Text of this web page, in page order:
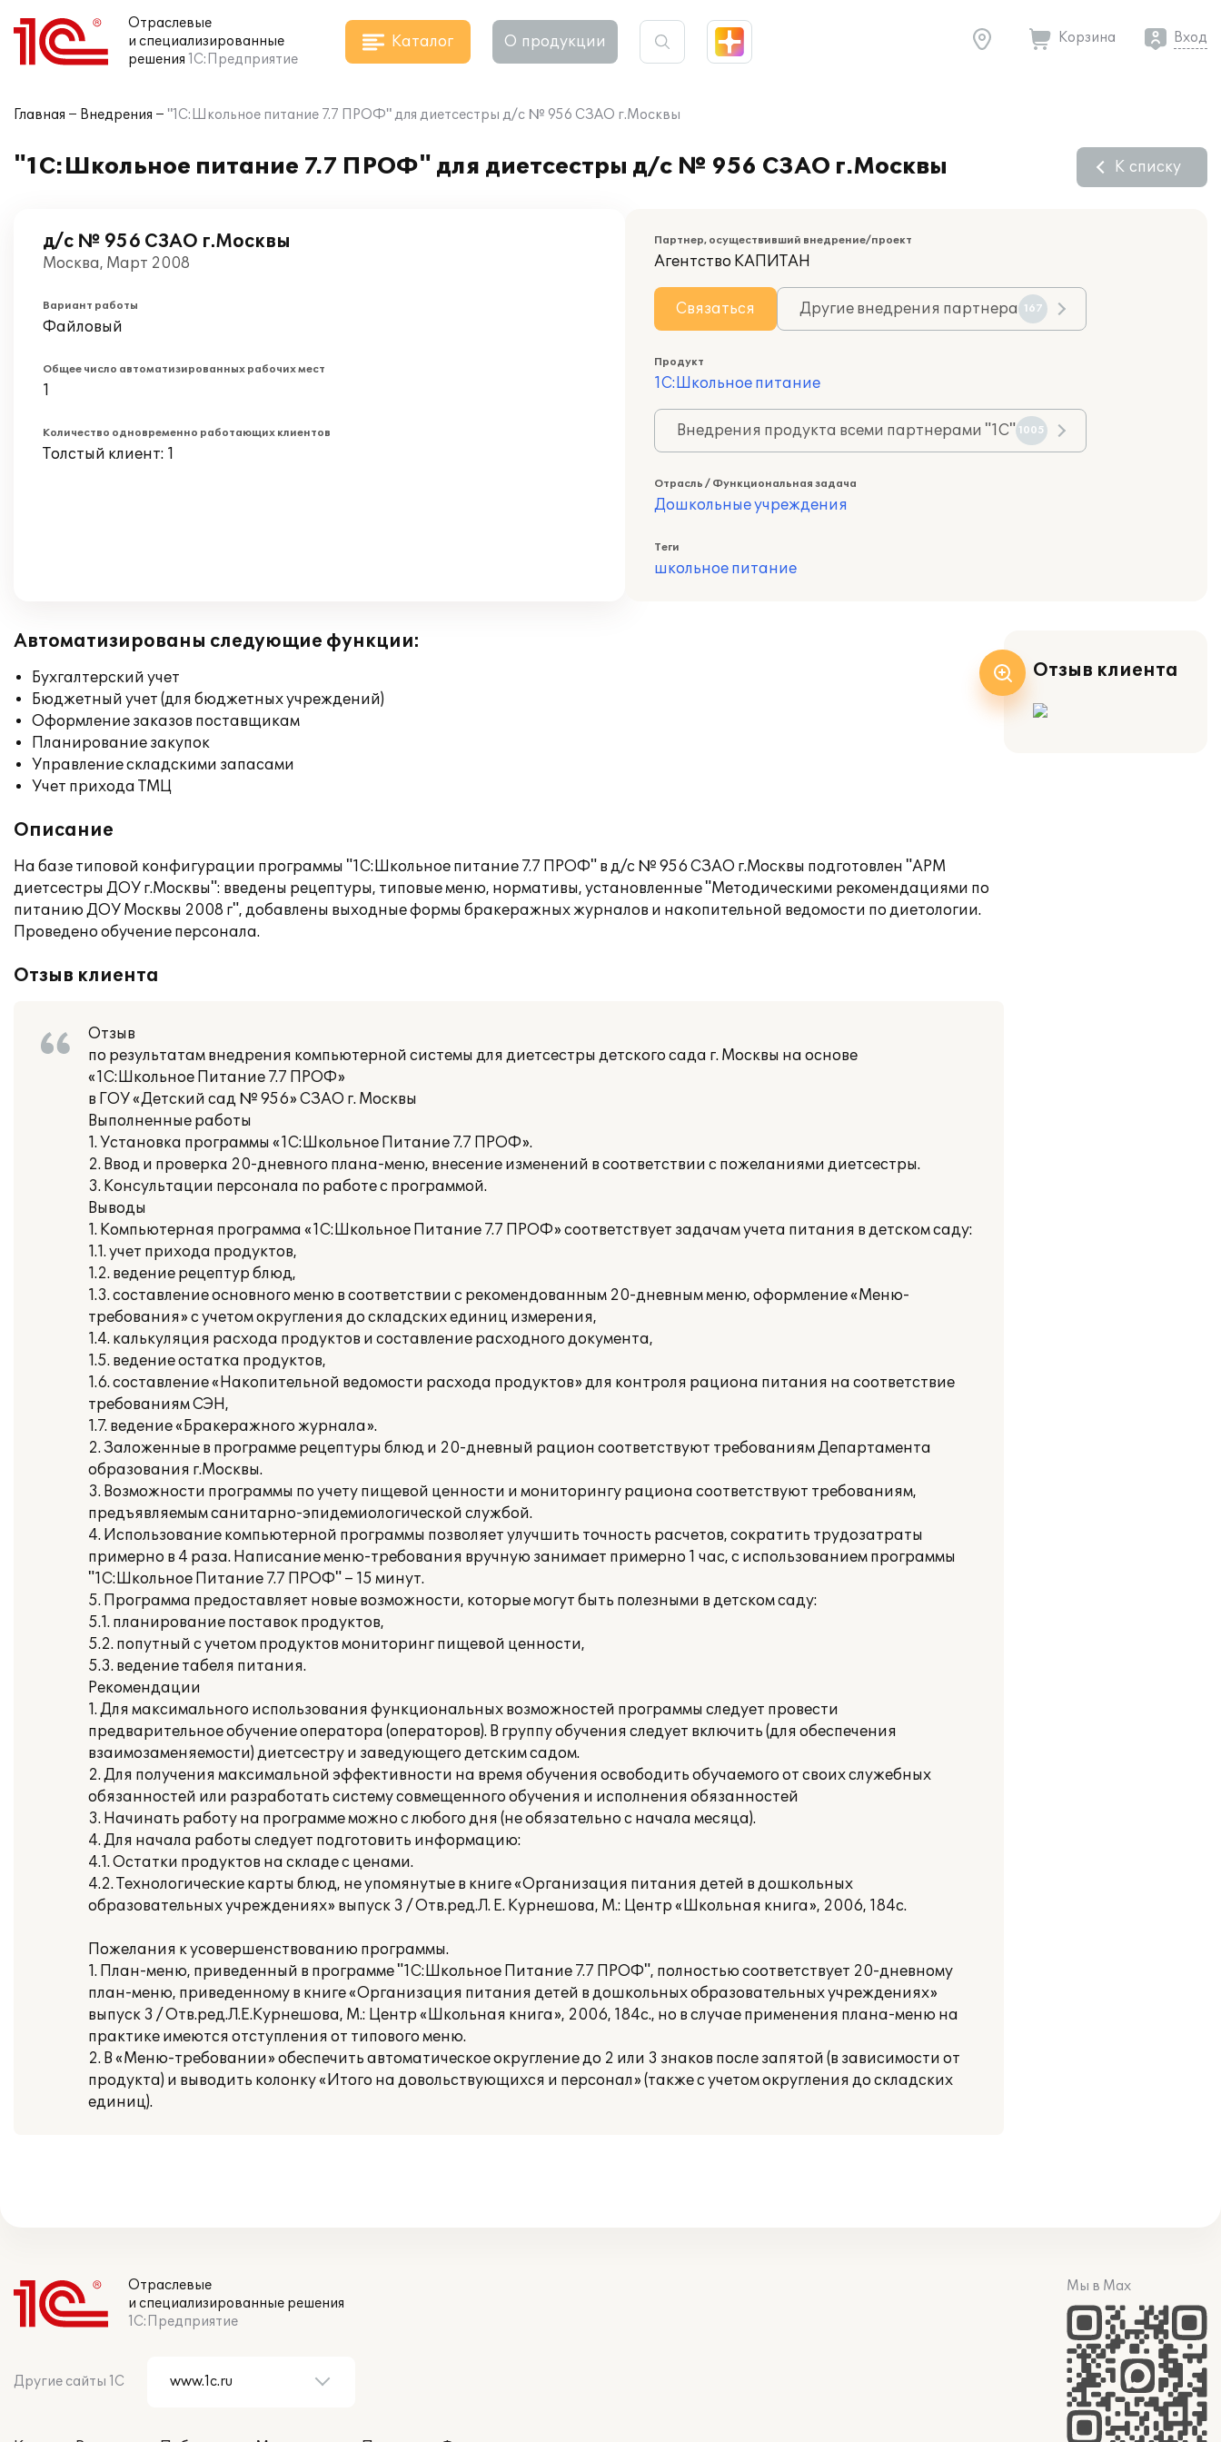
Отраслевые
и специализированные
решения 1С:Предприятие
Каталог О продукции Корзина Вход
Главная Внедрения "1С:Школьное питание 7.7 ПРОФ" для диетсестры д/с № 956 СЗАО г.Москвы
"1С:Школьное питание 7.7 ПРОФ" для диетсестры д/с № 956 СЗАО г.Москвы К списку
д/с № 956 СЗАО г.Москвы
Москва, Март 2008
Вариант работы
Файловый
Общее число автоматизированных рабочих мест
1
Количество одновременно работающих клиентов
Толстый клиент: 1
Партнер, осуществивший внедрение/проект
Агентство КАПИТАН
Связаться Другие внедрения партнера 167
Продукт
1С:Школьное питание
Внедрения продукта всеми партнерами "1С" 1005
Отрасль / Функциональная задача
Дошкольные учреждения
Теги
школьное питание
Автоматизированы следующие функции:
Бухгалтерский учет
Бюджетный учет (для бюджетных учреждений)
Оформление заказов поставщикам
Планирование закупок
Управление складскими запасами
Учет прихода ТМЦ
Описание
На базе типовой конфигурации программы "1С:Школьное питание 7.7 ПРОФ" в д/с № 956 СЗАО г.Москвы подготовлен "АРМ
диетсестры ДОУ г.Москвы": введены рецептуры, типовые меню, нормативы, установленные "Методическими рекомендациями по
питанию ДОУ Москвы 2008 г", добавлены выходные формы бракеражных журналов и накопительной ведомости по диетологии.
Проведено обучение персонала.
Отзыв клиента
Отзыв
по результатам внедрения компьютерной системы для диетсестры детского сада г. Москвы на основе
«1С:Школьное Питание 7.7 ПРОФ»
в ГОУ «Детский сад № 956» СЗАО г. Москвы
Выполненные работы
1. Установка программы «1С:Школьное Питание 7.7 ПРОФ».
2. Ввод и проверка 20-дневного плана-меню, внесение изменений в соответствии с пожеланиями диетсестры.
3. Консультации персонала по работе с программой.
Выводы
1. Компьютерная программа «1С:Школьное Питание 7.7 ПРОФ» соответствует задачам учета питания в детском саду:
1.1. учет прихода продуктов,
1.2. ведение рецептур блюд,
1.3. составление основного меню в соответствии с рекомендованным 20-дневным меню, оформление «Меню-
требования» с учетом округления до складских единиц измерения,
1.4. калькуляция расхода продуктов и составление расходного документа,
1.5. ведение остатка продуктов,
1.6. составление «Накопительной ведомости расхода продуктов» для контроля рациона питания на соответствие
требованиям СЭН,
1.7. ведение «Бракеражного журнала».
2. Заложенные в программе рецептуры блюд и 20-дневный рацион соответствуют требованиям Департамента
образования г.Москвы.
3. Возможности программы по учету пищевой ценности и мониторингу рациона соответствуют требованиям,
предъявляемым санитарно-эпидемиологической службой.
4. Использование компьютерной программы позволяет улучшить точность расчетов, сократить трудозатраты
примерно в 4 раза. Написание меню-требования вручную занимает примерно 1 час, с использованием программы
"1С:Школьное Питание 7.7 ПРОФ" – 15 минут.
5. Программа предоставляет новые возможности, которые могут быть полезными в детском саду:
5.1. планирование поставок продуктов,
5.2. попутный с учетом продуктов мониторинг пищевой ценности,
5.3. ведение табеля питания.
Рекомендации
1. Для максимального использования функциональных возможностей программы следует провести
предварительное обучение оператора (операторов). В группу обучения следует включить (для обеспечения
взаимозаменяемости) диетсестру и заведующего детским садом.
2. Для получения максимальной эффективности на время обучения освободить обучаемого от своих служебных
обязанностей или разработать систему совмещенного обучения и исполнения обязанностей
3. Начинать работу на программе можно с любого дня (не обязательно с начала месяца).
4. Для начала работы следует подготовить информацию:
4.1. Остатки продуктов на складе с ценами.
4.2. Технологические карты блюд, не упомянутые в книге «Организация питания детей в дошкольных
образовательных учреждениях» выпуск 3 / Отв.ред.Л. Е. Курнешова, М.: Центр «Школьная книга», 2006, 184с.
Пожелания к усовершенствованию программы.
1. План-меню, приведенный в программе "1С:Школьное Питание 7.7 ПРОФ", полностью соответствует 20-дневному
план-меню, приведенному в книге «Организация питания детей в дошкольных образовательных учреждениях»
выпуск 3 / Отв.ред.Л.Е.Курнешова, М.: Центр «Школьная книга», 2006, 184с., но в случае применения плана-меню на
практике имеются отступления от типового меню.
2. В «Меню-требовании» обеспечить автоматическое округление до 2 или 3 знаков после запятой (в зависимости от
продукта) и выводить колонку «Итого на довольствующихся и персонал» (также с учетом округления до складских
единиц).
Отзыв клиента
Отраслевые
и специализированные решения
1С:Предприятие
Другие сайты 1С
Мы в Max